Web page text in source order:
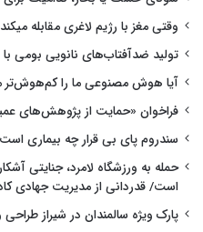
وقتی مغز با رژیم لاغری مقابله
تولید ضدآفتاب‌های نانویی بومی با
آیا هوش مصنوعی ما را کم‌هوش‌تر
فراخوان «حمایت از پژوهش‌های
سندروم پای بی قرار چه بیماری
حمله به ورزشگاه لامرد، جنایتی
است/ قدردانی از مدیریت جهادی
پارک ویژه سالمندان در شیراز